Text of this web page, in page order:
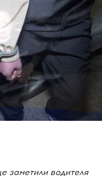
заметили водителя